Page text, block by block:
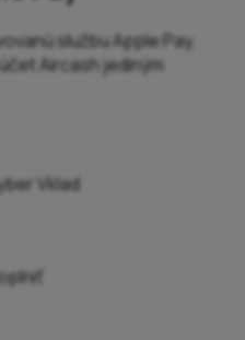
službu Apple Pay,
Aircash jediným
Vklad